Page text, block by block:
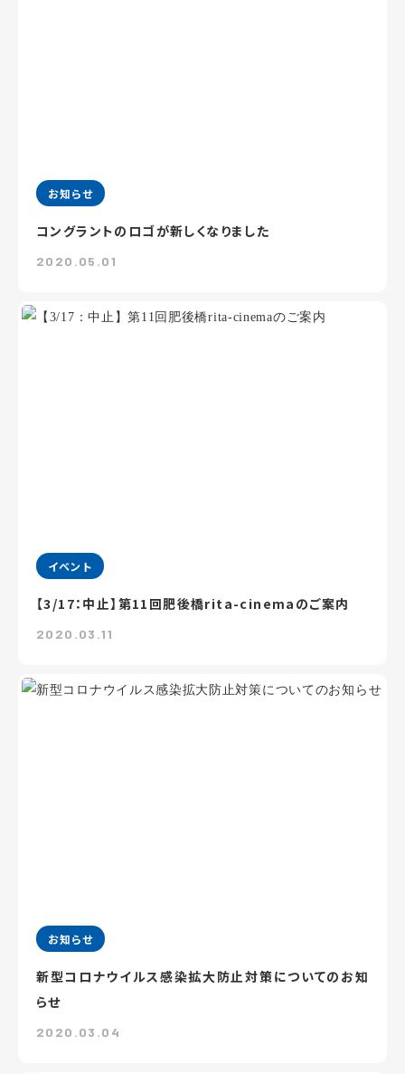
お知らせ
コングラントのロゴが新しくなりました
2020.05.01
イベント
【3/17：中止】第11回肥後橋rita-cinemaのご案内
2020.03.11
お知らせ
新型コロナウイルス感染拡大防止対策についてのお知
らせ
2020.03.04